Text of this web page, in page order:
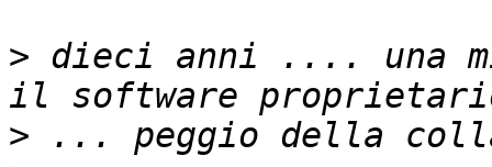
> dieci anni .... una
>